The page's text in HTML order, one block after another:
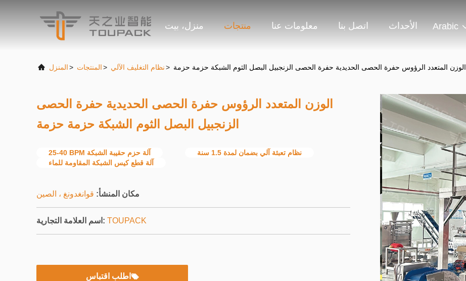
منزل، بيت منتجات معلومات عنا اتصل بنا الأحداث Arabic
المنزل> المنتجات> نظام التغليف الآلي> الوزن المتعدد الرؤوس حفرة الحصى الحديدية حفرة الحصى الزنجبيل البصل الثوم الشبكة حزمة حزمة
الوزن المتعدد الرؤوس حفرة الحصى الحديدية حفرة الحصى
الزنجبيل البصل الثوم الشبكة حزمة حزمة
25-40 BPM آلة حزم حقيبة الشبكة
نظام تعبئة آلي بضمان لمدة 1.5 سنة
آلة قطع كيس الشبكة المقاومة للماء
مكان المنشأ: قوانغدونغ ، الصين
اسم العلامة التجارية: TOUPACK
اطلب اقتباس